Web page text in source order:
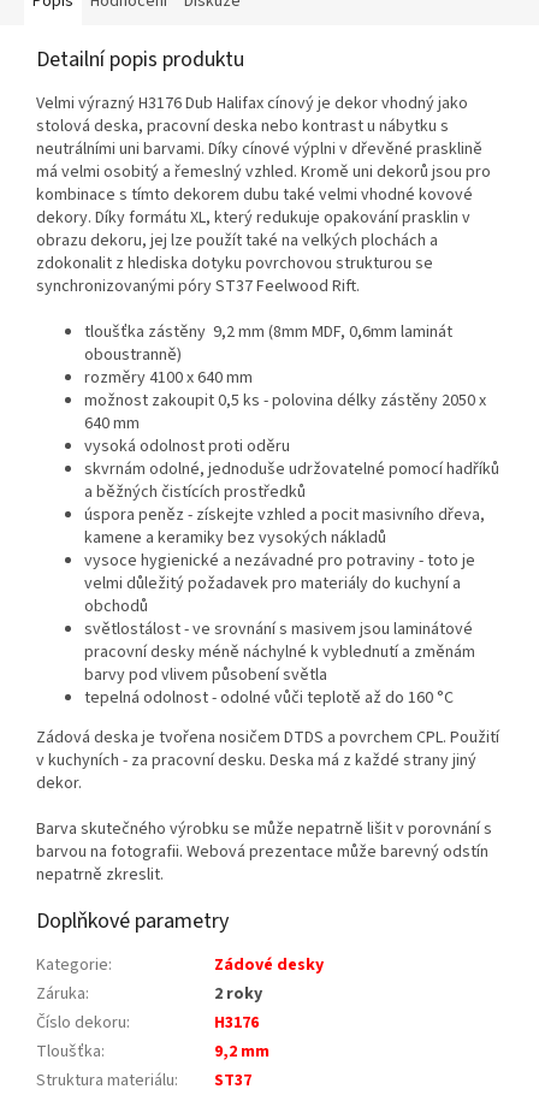
Detailní popis produktu
Velmi výrazný H3176 Dub Halifax cínový je dekor vhodný jako
stolová deska, pracovní deska nebo kontrast u nábytku s
neutrálními uni barvami. Díky cínové výplni v dřevěné prasklině
má velmi osobitý a řemeslný vzhled. Kromě uni dekorů jsou pro
kombinace s tímto dekorem dubu také velmi vhodné kovové
dekory. Díky formátu XL, který redukuje opakování prasklin v
obrazu dekoru, jej lze použít také na velkých plochách a
zdokonalit z hlediska dotyku povrchovou strukturou se
synchronizovanými póry ST37 Feelwood Rift.
tloušťka zástěny 9,2 mm (8mm MDF, 0,6mm laminát
oboustranně)
rozměry 4100 x 640 mm
možnost zakoupit 0,5 ks - polovina délky zástěny 2050 x
640 mm
vysoká odolnost proti oděru
skvrnám odolné, jednoduše udržovatelné pomocí hadříků
a běžných čistících prostředků
úspora peněz - získejte vzhled a pocit masivního dřeva,
kamene a keramiky bez vysokých nákladů
vysoce hygienické a nezávadné pro potraviny - toto je
velmi důležitý požadavek pro materiály do kuchyní a
obchodů
světlostálost - ve srovnání s masivem jsou laminátové
pracovní desky méně náchylné k vyblednutí a změnám
barvy pod vlivem působení světla
tepelná odolnost - odolné vůči teplotě až do 160 °C
Zádová deska je tvořena nosičem DTDS a povrchem CPL. Použití
v kuchyních - za pracovní desku. Deska má z každé strany jiný
dekor.
Barva skutečného výrobku se může nepatrně lišit v porovnání s
barvou na fotografii. Webová prezentace může barevný odstín
nepatrně zkreslit.
Doplňkové parametry
Kategorie:
Zádové desky
Záruka:
2 roky
Číslo dekoru:
H3176
Tloušťka:
9,2 mm
Struktura materiálu:
ST37